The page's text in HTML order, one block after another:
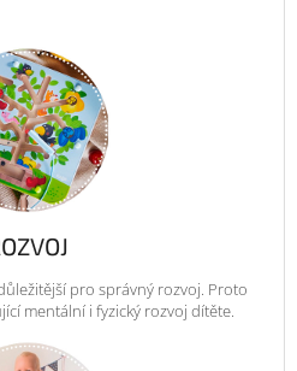
pro správný rozvoj. Proto
mentální i fyzický rozvoj dítěte.